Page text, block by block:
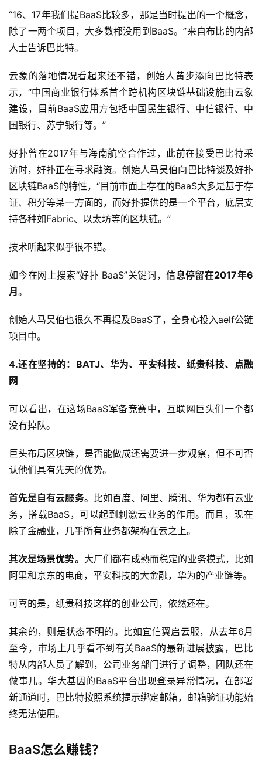
“16、17年我们提BaaS比较多，那是当时提出的一个概念，
除了一两个项目，大多数都没用到BaaS。”来自布比的内部
人士告诉巴比特。
云象的落地情况看起来还不错，创始人黄步添向巴比特表
示，“中国商业银行体系首个跨机构区块链基础设施由云象
建设，目前BaaS应用方包括中国民生银行、中信银行、中
国银行、苏宁银行等。”
好扑曾在2017年与海南航空合作过，此前在接受巴比特采
访时，好扑正在寻求融资。创始人马昊伯向巴比特谈及好扑
区块链BaaS的特性，“目前市面上存在的BaaS大多是基于存
证、积分等某一方面的，而好扑提供的是一个平台，底层支
持各种如Fabric、以太坊等的区块链。”
技术听起来似乎很不错。
如今在网上搜索“好扑 BaaS”关键词，信息停留在2017年6
月 。
创始人马昊伯也很久不再提及BaaS了，全身心投入aelf公链
项目中。
4.还在坚持的：BATJ、华为、平安科技、纸贵科技、点融
网
可以看出，在这场BaaS军备竞赛中，互联网巨头们一个都
没有掉队。
巨头布局区块链，是否能做成还需要进一步观察，但不可否
认他们具有先天的优势。
首先是自有云服务。
比如百度、阿里、腾讯、华为都有云业
务，搭载BaaS，可以起到刺激云业务的作用。而且，现在
除了金融业，几乎所有业务都架构在云之上。
其次是场景优势。 大厂们都有成熟而稳定的业务模式，比如
阿里和京东的电商，平安科技的大金融，华为的产业链等。
可喜的是，纸贵科技这样的创业公司，依然还在。
其余的，则是状态不明的。比如宜信翼启云服，从去年6月
至今，市场上几乎看不到有关BaaS的最新进展披露，巴比
特从内部人员了解到，公司业务部门进行了调整，团队还在
做事儿。华大基因的BaaS平台出现登录异常情况，在部署
新通道时，巴比特按照系统提示绑定邮箱，邮箱验证功能始
终无法使用。
BaaS怎么赚钱？